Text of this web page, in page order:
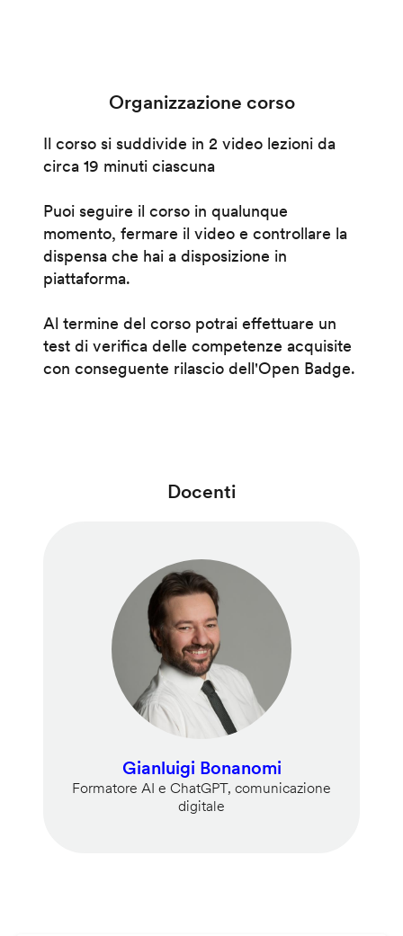
Organizzazione corso
Il corso si suddivide in 2 video lezioni da
circa 19 minuti ciascuna
Puoi seguire il corso in qualunque
momento, fermare il video e controllare la
dispensa che hai a disposizione in
piattaforma.
Al termine del corso potrai effettuare un
test di verifica delle competenze acquisite
con conseguente rilascio dell'Open Badge.
Docenti
Gianluigi Bonanomi
Formatore AI e ChatGPT, comunicazione
digitale